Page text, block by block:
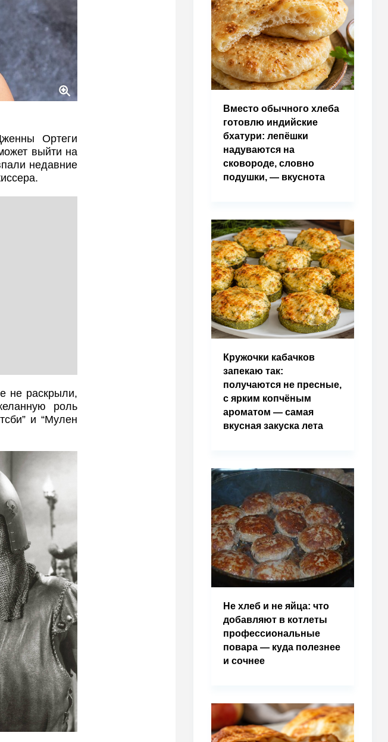
Ортеги
выйти на
недавние
не раскрыли,
роль
и “Мулен
Вместо обычного хлеба
готовлю индийские
бхатури: лепёшки
надуваются на
сковороде, словно
подушки, — вкуснота
Кружочки кабачков
запекаю так:
получаются не пресные,
с ярким копчёным
ароматом — самая
вкусная закуска лета
Не хлеб и не яйца: что
добавляют в котлеты
профессиональные
повара — куда полезнее
и сочнее